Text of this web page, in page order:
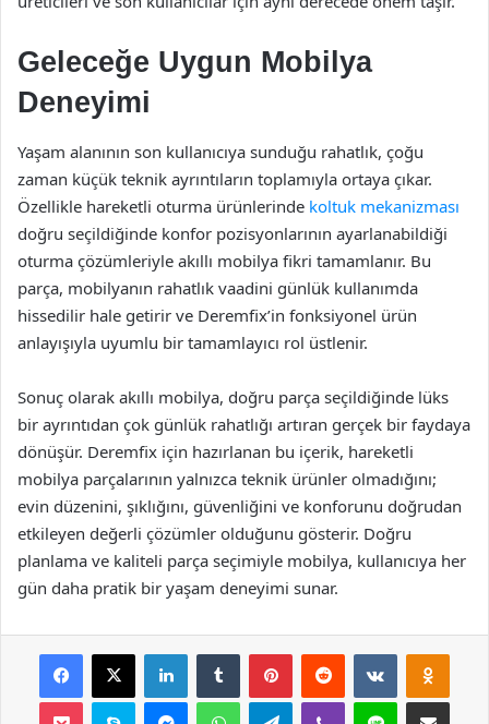
Geleceğe Uygun Mobilya
Deneyimi
Yaşam alanının son kullanıcıya sunduğu rahatlık, çoğu
zaman küçük teknik ayrıntıların toplamıyla ortaya çıkar.
Özellikle hareketli oturma ürünlerinde koltuk mekanizması
doğru seçildiğinde konfor pozisyonlarının ayarlanabildiği
oturma çözümleriyle akıllı mobilya fikri tamamlanır. Bu
parça, mobilyanın rahatlık vaadini günlük kullanımda
hissedilir hale getirir ve Deremfix’in fonksiyonel ürün
anlayışıyla uyumlu bir tamamlayıcı rol üstlenir.
Sonuç olarak akıllı mobilya, doğru parça seçildiğinde lüks
bir ayrıntıdan çok günlük rahatlığı artıran gerçek bir faydaya
dönüşür. Deremfix için hazırlanan bu içerik, hareketli
mobilya parçalarının yalnızca teknik ürünler olmadığını;
evin düzenini, şıklığını, güvenliğini ve konforunu doğrudan
etkileyen değerli çözümler olduğunu gösterir. Doğru
planlama ve kaliteli parça seçimiyle mobilya, kullanıcıya her
gün daha pratik bir yaşam deneyimi sunar.
Facebook
X LinkedInTumblr PinterestReddit VKontakte
Pocket Skype MessengerWhatsAppTelegramViber Line E-Posta ile